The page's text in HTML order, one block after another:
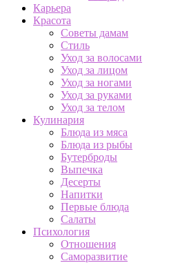
Карьера
Красота
Советы дамам
Стиль
Уход за волосами
Уход за лицом
Уход за ногами
Уход за руками
Уход за телом
Кулинария
Блюда из мяса
Блюда из рыбы
Бутерброды
Выпечка
Десерты
Напитки
Первые блюда
Салаты
Психология
Отношения
Саморазвитие